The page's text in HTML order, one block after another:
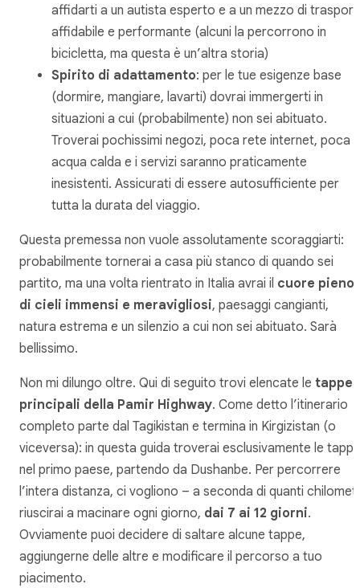
affidarti a un autista esperto e a un mezzo di
affidabile e performante (alcuni la percorrono in
bicicletta, ma questa è un’altra storia)
Spirito di adattamento: per le tue esigenze base
(dormire, mangiare, lavarti) dovrai immergerti in
situazioni a cui (probabilmente) non sei abituato.
Troverai pochissimi negozi, poca rete internet, poca
acqua calda e i servizi saranno praticamente
inesistenti. Assicurati di essere autosufficiente per
tutta la durata del viaggio.
Questa premessa non vuole assolutamente scoraggiarti:
probabilmente tornerai a casa più stanco di quando sei
partito, ma una volta rientrato in Italia avrai il cuore pieno
di cieli immensi e meravigliosi, paesaggi cangianti,
natura estrema e un silenzio a cui non sei abituato. Sarà
bellissimo.
Non mi dilungo oltre. Qui di seguito trovi elencate le tappe
principali della Pamir Highway. Come detto l’itinerario
completo parte dal Tagikistan e termina in Kirgizistan (o
viceversa): in questa guida troverai esclusivamente le tappe
nel primo paese, partendo da Dushanbe. Per percorrere
l’intera distanza, ci vogliono – a seconda di quanti
riuscirai a macinare ogni giorno, dai 7 ai 12 giorni.
Ovviamente puoi decidere di saltare alcune tappe,
aggiungerne delle altre e modificare il percorso a tuo
piacimento.